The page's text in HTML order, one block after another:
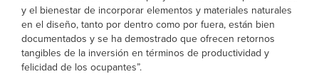
y el bienestar de incorporar elementos y materiales naturales
en el diseño, tanto por dentro como por fuera, están bien
documentados y se ha demostrado que ofrecen retornos
tangibles de la inversión en términos de productividad y
felicidad de los ocupantes”.